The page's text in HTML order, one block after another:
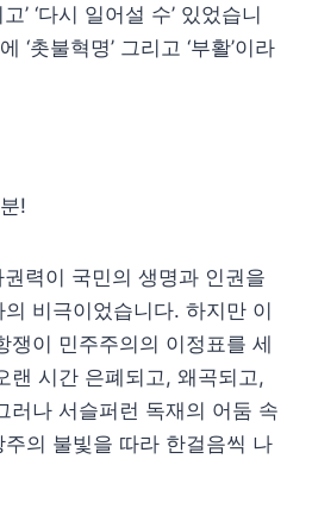
’ ‘다시 일어설 수’ 있었습니
‘촛불혁명’ 그리고 ‘부활’이라
!
권력이 국민의 생명과 인권을
비극이었습니다. 하지만 이
쟁이 민주주의의 이정표를 세
랜 시간 은폐되고, 왜곡되고,
러나 서슬퍼런 독재의 어둠 속
의 불빛을 따라 한걸음씩 나